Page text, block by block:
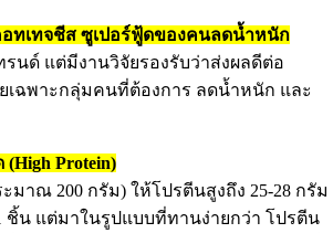
อทเทจชีส ซูเปอร์ฟู้ดของคนลดน้ำหนัก
นด์ แต่มีงานวิจัยรองรับว่าส่งผลดีต่อ
เฉพาะกลุ่มคนที่ต้องการ ลดน้ำหนัก และ
Protein)
มาณ 200 กรัม) ให้โปรตีนสูงถึง 25-28 กรัม
ชิ้น แต่มาในรูปแบบที่ทานง่ายกว่า โปรตีน